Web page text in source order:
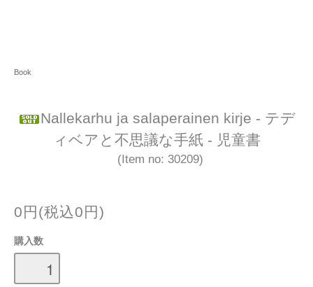
Book
Nallekarhu ja salaperainen kirje - テデ
ィベアと不思議な手紙 - 児童書
(Item no: 30209)
0円(税込0円)
購入数